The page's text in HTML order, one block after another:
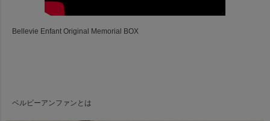
Bellevie Enfant Original Memorial BOX
ベルビーアンファンとは